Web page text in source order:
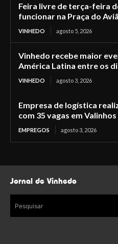
Feira livre de terça-feira
funcionar na Praça do
VINHEDO agosto 5, 2026
Vinhedo recebe maior
América Latina entre os
VINHEDO agosto 3, 2026
Empresa de logística
com 35 vagas em Valinhos
EMPREGOS agosto 3, 2026
Jornal de Vinhedo
Pesquisar